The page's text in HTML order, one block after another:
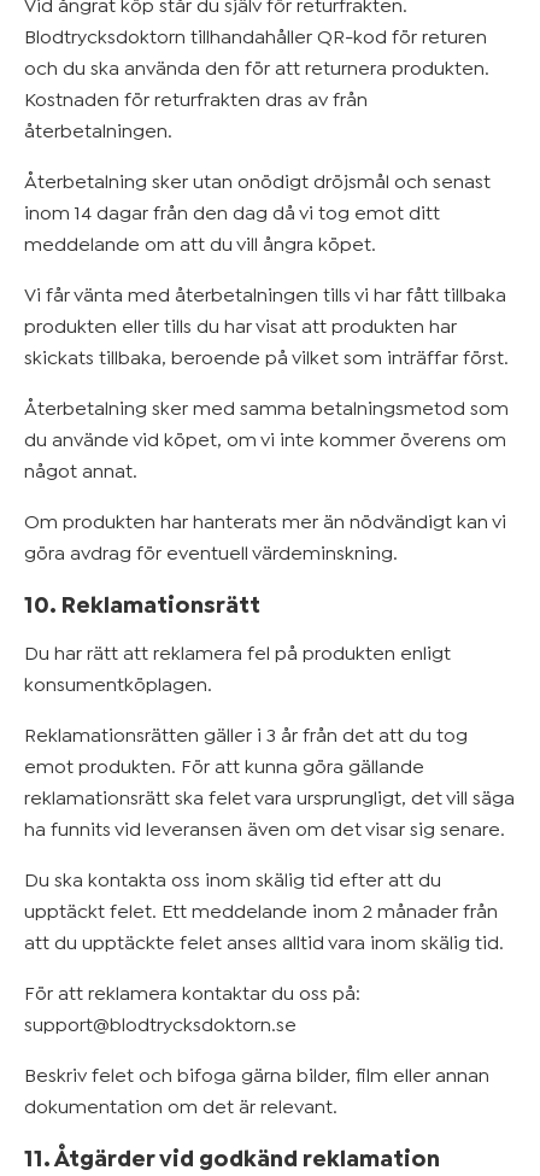
Vid ångrat köp står du själv för returfrakten.
Blodtrycksdoktorn tillhandahåller QR-kod för returen
och du ska använda den för att returnera produkten.
Kostnaden för returfrakten dras av från
återbetalningen.
Återbetalning sker utan onödigt dröjsmål och senast
inom 14 dagar från den dag då vi tog emot ditt
meddelande om att du vill ångra köpet.
Vi får vänta med återbetalningen tills vi har fått tillbaka
produkten eller tills du har visat att produkten har
skickats tillbaka, beroende på vilket som inträffar först.
Återbetalning sker med samma betalningsmetod som
du använde vid köpet, om vi inte kommer överens om
något annat.
Om produkten har hanterats mer än nödvändigt kan vi
göra avdrag för eventuell värdeminskning.
10. Reklamationsrätt
Du har rätt att reklamera fel på produkten enligt
konsumentköplagen.
Reklamationsrätten gäller i 3 år från det att du tog
emot produkten. För att kunna göra gällande
reklamationsrätt ska felet vara ursprungligt, det vill säga
ha funnits vid leveransen även om det visar sig senare.
Du ska kontakta oss inom skälig tid efter att du
upptäckt felet. Ett meddelande inom 2 månader från
att du upptäckte felet anses alltid vara inom skälig tid.
För att reklamera kontaktar du oss på:
support@blodtrycksdoktorn.se
Beskriv felet och bifoga gärna bilder, film eller annan
dokumentation om det är relevant.
11. Åtgärder vid godkänd reklamation